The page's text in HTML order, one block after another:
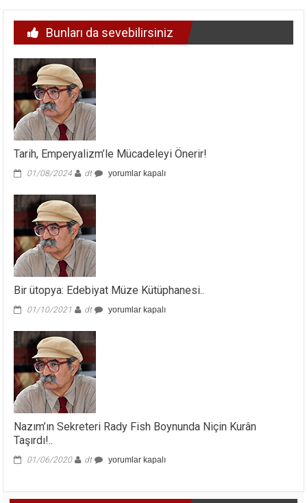
Bunları da sevebilirsiniz
Tarih, Emperyalizm’le Mücadeleyi Önerir!
01/08/2024 dt
Tarih,
yorumlar kapalı
Bir ütopya: Edebiyat Müze Kütüphanesi..
01/10/2021 dt
Bir
yorumlar kapalı
Nazım’ın Sekreteri Rady Fish Boynunda Niçin Kurân
Taşırdı!..
01/06/2020 dt
Nazım’ın
yorumlar kapalı